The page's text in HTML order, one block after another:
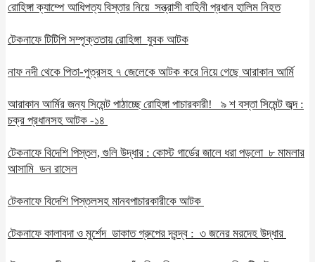
রোহিঙ্গা ক্যাম্পে আধিপত্য বিস্তার নিয়ে সন্ত্রাসী বাহিনী প্রধান হালিম নিহত
টেকনাফে টিটিপি সম্পৃক্ততায় রোহিঙ্গা যুবক আটক
নাফ নদী থেকে পিতা-পুত্রসহ ৭ জেলেকে আটক করে নিয়ে গেছে আরাকান আর্মি
আরাকান আর্মির জন্য সিমেন্ট পাঠাচ্ছে রোহিঙ্গা পাচারকারী! ৯ শ বস্তা সিমেন্ট জব্দ :
চক্র প্রধানসহ আটক -১৪
টেকনাফে বিদেশি পিস্তল, গুলি উদ্ধার : কোস্ট গার্ডের জালে ধরা পড়লো ৮ মামলার
আসামি ডন রাসেল
টেকনাফে বিদেশি পিস্তলসহ মানবপাচারকারীকে আটক
টেকনাফে কালাবদা ও মুর্শেদ ডাকাত গ্রুপের দ্বন্দ্ব : ৩ জনের মরদেহ উদ্ধার